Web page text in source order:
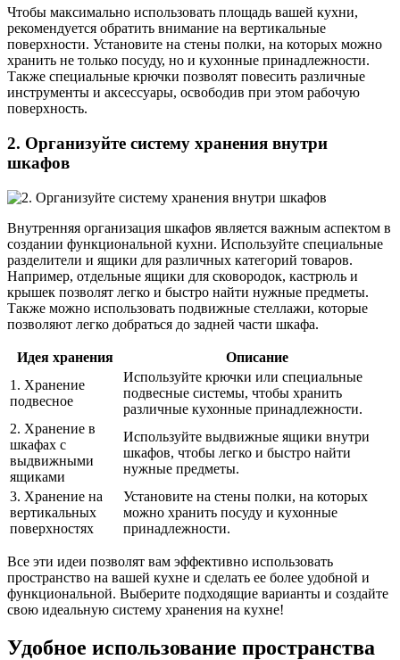
Чтобы максимально использовать площадь вашей кухни,
рекомендуется обратить внимание на вертикальные
поверхности. Установите на стены полки, на которых можно
хранить не только посуду, но и кухонные принадлежности.
Также специальные крючки позволят повесить различные
инструменты и аксессуары, освободив при этом рабочую
поверхность.
2. Организуйте систему хранения внутри
шкафов
Внутренняя организация шкафов является важным аспектом в
создании функциональной кухни. Используйте специальные
разделители и ящики для различных категорий товаров.
Например, отдельные ящики для сковородок, кастрюль и
крышек позволят легко и быстро найти нужные предметы.
Также можно использовать подвижные стеллажи, которые
позволяют легко добраться до задней части шкафа.
Идея хранения
Описание
1. Хранение
подвесное
Используйте крючки или специальные
подвесные системы, чтобы хранить
различные кухонные принадлежности.
2. Хранение в
шкафах с
выдвижными
ящиками
Используйте выдвижные ящики внутри
шкафов, чтобы легко и быстро найти
нужные предметы.
3. Хранение на
вертикальных
поверхностях
Установите на стены полки, на которых
можно хранить посуду и кухонные
принадлежности.
Все эти идеи позволят вам эффективно использовать
пространство на вашей кухне и сделать ее более удобной и
функциональной. Выберите подходящие варианты и создайте
свою идеальную систему хранения на кухне!
Удобное использование пространства